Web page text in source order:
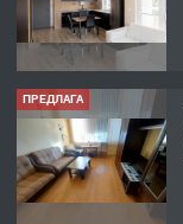
ПРЕДЛАГА